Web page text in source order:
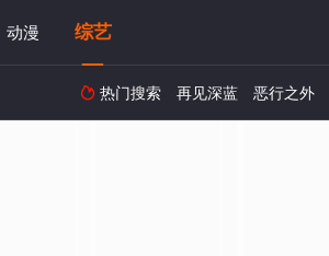
动漫 综艺
 热门搜索 再见深蓝 恶行之外